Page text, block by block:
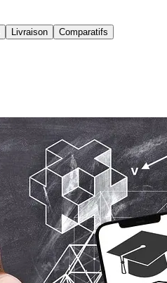
Livraison
Comparatifs